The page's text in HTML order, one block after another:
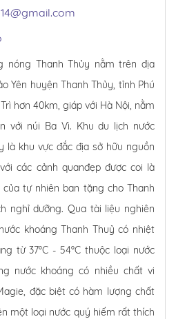
nóng Thanh Thủy nằm trên địa
Yên huyện Thanh Thủy, tỉnh Phú
hơn 40km, giáp với Hà Nội, nằm
với núi Ba Vì. Khu du lịch nước
là khu vực đắc địa sở hữu nguồn
các cảnh quanđẹp được coi là
tự nhiên ban tặng cho Thanh
nghỉ dưỡng. Qua tài liệu nghiên
khoáng Thanh Thuỷ có nhiệt
từ 37ºC - 54ºC thuộc loại nước
nước khoáng có nhiều chất vi
đặc biệt có hàm lượng chất
một loại nước quý hiếm rất thích